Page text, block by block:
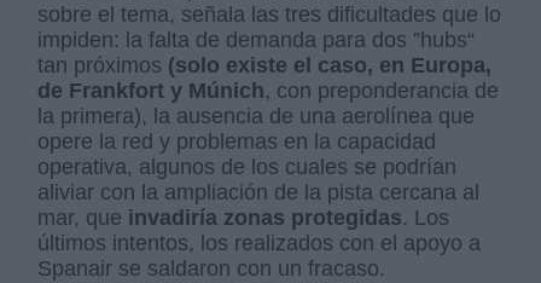
sobre el tema, señala las tres dificultades que lo
impiden: la falta de demanda para dos ”hubs“
tan próximos (solo existe el caso, en Europa,
de Frankfort y Múnich, con preponderancia de
la primera), la ausencia de una aerolínea que
opere la red y problemas en la capacidad
operativa, algunos de los cuales se podrían
aliviar con la ampliación de la pista cercana al
mar, que invadiría zonas protegidas. Los
últimos intentos, los realizados con el apoyo a
Spanair se saldaron con un fracaso.